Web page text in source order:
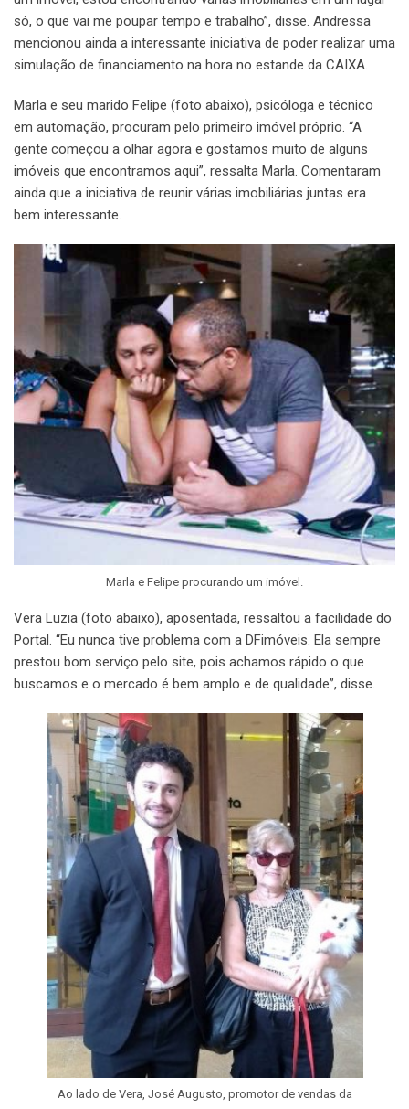
só, o que vai me poupar tempo e trabalho”, disse. Andressa
mencionou ainda a interessante iniciativa de poder realizar uma
simulação de financiamento na hora no estande da CAIXA.
Marla e seu marido Felipe (foto abaixo), psicóloga e técnico
em automação, procuram pelo primeiro imóvel próprio. “A
gente começou a olhar agora e gostamos muito de alguns
imóveis que encontramos aqui”, ressalta Marla. Comentaram
ainda que a iniciativa de reunir várias imobiliárias juntas era
bem interessante.
Marla e Felipe procurando um imóvel.
Vera Luzia (foto abaixo), aposentada, ressaltou a facilidade do
Portal. “Eu nunca tive problema com a DFimóveis. Ela sempre
prestou bom serviço pelo site, pois achamos rápido o que
buscamos e o mercado é bem amplo e de qualidade”, disse.
Ao lado de Vera, José Augusto, promotor de vendas da